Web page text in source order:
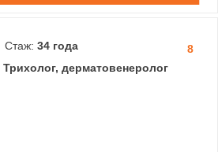
8
Стаж: 34 года
Трихолог, дерматовенеролог